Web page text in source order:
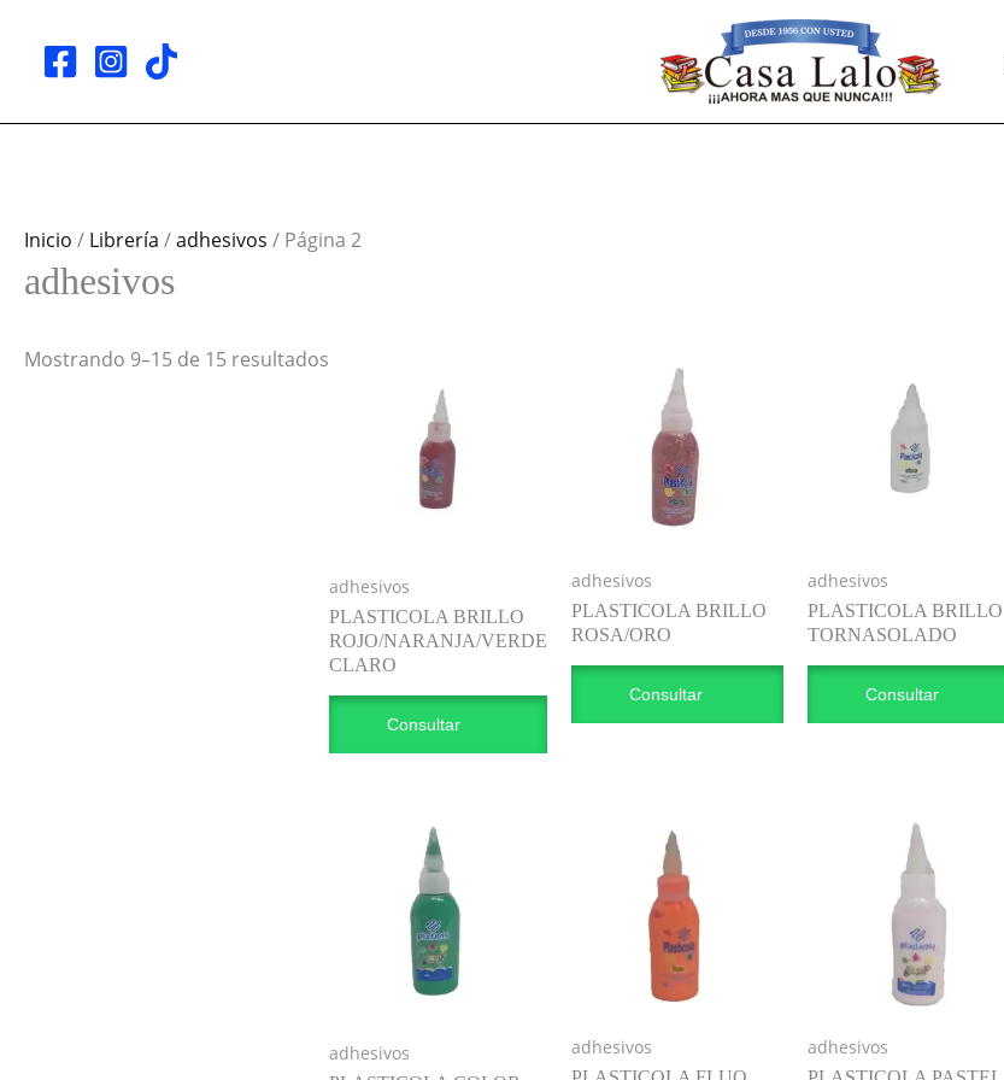
contenido
Inicio / Librería /adhesivos / Página 2
adhesivos
Mostrando 9–15 de 15 resultados
adhesivos
PLASTICOLA BRILLO
ROJO/NARANJA/VERDE
CLARO
Consultar
adhesivos
PLASTICOLA BRILLO
ROSA/ORO
Consultar
adhesivos
PLASTICOLA BRILLO
TORNASOLADO
Consultar
adhesivos adhesivos adhesivos